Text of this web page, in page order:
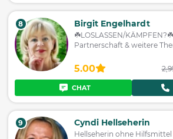
8 Birgit Engelhardt
☘️LOSLASSEN/
Partnerschaft & weitere
5.00
CHAT
9 Cyndi Hellseherin
Hellseherin ohne